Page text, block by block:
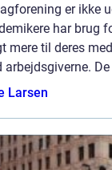
er ikke
har brug
mere til deres
arbejdsgiverne.
Larsen